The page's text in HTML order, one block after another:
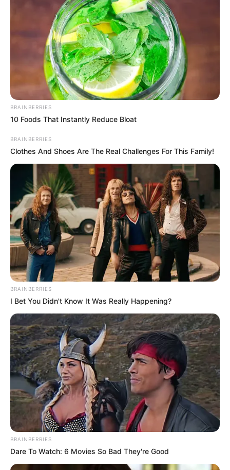
belvárosi társasház konfliktusa. Hanem annak a
jele, hogy a Fideszben elkezdtek dőlni a dominók.
És ha Ferencz Orsolya ilyen nyíltan beszél, akkor
könnyen lehet, hogy ez még csak az eleje.
BRAINBERRIES
10 Foods That Instantly Reduce Bloat
BRAINBERRIES
Clothes And Shoes Are The Real Challenges For This Family!
BRAINBERRIES
I Bet You Didn't Know It Was Really Happening?
BRAINBERRIES
Dare To Watch: 6 Movies So Bad They're Good